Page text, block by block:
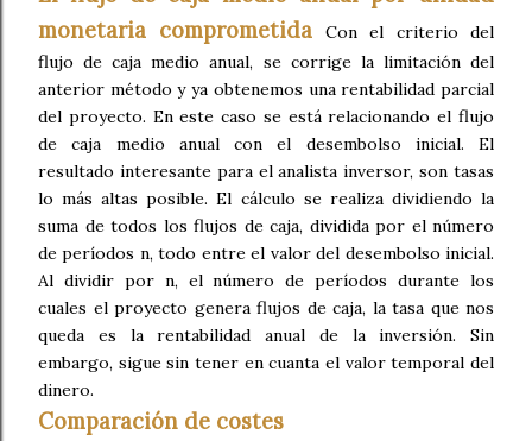
monetaria comprometida Con el criterio del
flujo de caja medio anual, se corrige la limitación del
anterior método y ya obtenemos una rentabilidad parcial
del proyecto. En este caso se está relacionando el flujo
de caja medio anual con el desembolso inicial. El
resultado interesante para el analista inversor, son tasas
lo más altas posible. El cálculo se realiza dividiendo la
suma de todos los flujos de caja, dividida por el número
de períodos n, todo entre el valor del desembolso inicial.
Al dividir por n, el número de períodos durante los
cuales el proyecto genera flujos de caja, la tasa que nos
queda es la rentabilidad anual de la inversión. Sin
embargo, sigue sin tener en cuanta el valor temporal del
dinero.
Comparación de costes